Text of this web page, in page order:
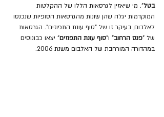
בטל". מי שיאזין לגרסאות הללו של ההקלטות
המוקדמות יגלה שהן שונות מהגרסאות הסופיות שנכנסו
לאלבום, בעיקר זו של "סוף עונת התפוזים". הגרסאות
של "פנס הרחוב" ו"סוף עונת התפוזים" יצאו כבונוסים
במהדורה המורחבת של האלבום משנת 2006.